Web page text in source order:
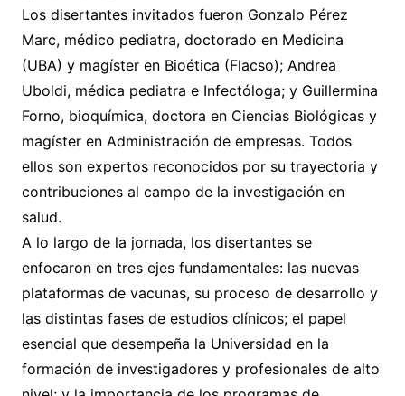
Los disertantes invitados fueron Gonzalo Pérez
Marc, médico pediatra, doctorado en Medicina
(UBA) y magíster en Bioética (Flacso); Andrea
Uboldi, médica pediatra e Infectóloga; y Guillermina
Forno, bioquímica, doctora en Ciencias Biológicas y
magíster en Administración de empresas. Todos
ellos son expertos reconocidos por su trayectoria y
contribuciones al campo de la investigación en
salud.
A lo largo de la jornada, los disertantes se
enfocaron en tres ejes fundamentales: las nuevas
plataformas de vacunas, su proceso de desarrollo y
las distintas fases de estudios clínicos; el papel
esencial que desempeña la Universidad en la
formación de investigadores y profesionales de alto